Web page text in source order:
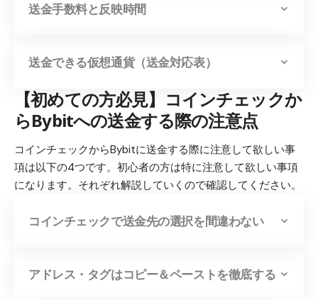
送金手数料と反映時間
送金できる仮想通貨（送金対応表）
【初めての方必見】コインチェックか
らBybitへの送金する際の注意点
コインチェックからBybitに送金する際に注意して欲しい事
項は以下の4つです。初心者の方は特に注意して欲しい事項
になります。それぞれ解説していくので確認してください。
コインチェックで送金先の選択を間違わない
アドレス・タグはコピー＆ペーストを徹底する